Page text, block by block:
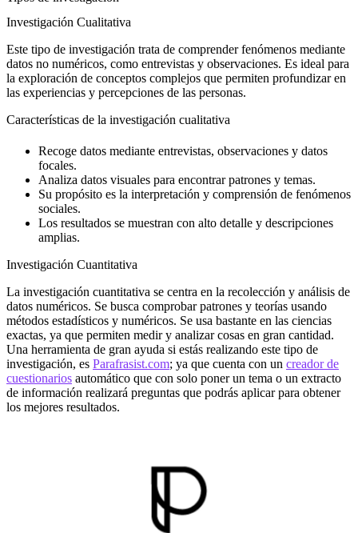
Investigación Cualitativa
Este tipo de investigación trata de comprender fenómenos mediante
datos no numéricos, como entrevistas y observaciones. Es ideal para
la exploración de conceptos complejos que permiten profundizar en
las experiencias y percepciones de las personas.
Características de la investigación cualitativa
Recoge datos mediante entrevistas, observaciones y datos
focales.
Analiza datos visuales para encontrar patrones y temas.
Su propósito es la interpretación y comprensión de fenómenos
sociales.
Los resultados se muestran con alto detalle y descripciones
amplias.
Investigación Cuantitativa
La investigación cuantitativa se centra en la recolección y análisis de
datos numéricos. Se busca comprobar patrones y teorías usando
métodos estadísticos y numéricos. Se usa bastante en las ciencias
exactas, ya que permiten medir y analizar cosas en gran cantidad.
Una herramienta de gran ayuda si estás realizando este tipo de
investigación, es Parafrasist.com; ya que cuenta con un creador de
cuestionarios automático que con solo poner un tema o un extracto
de información realizará preguntas que podrás aplicar para obtener
los mejores resultados.